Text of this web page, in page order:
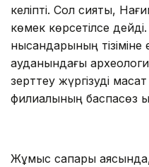
келіпті. Сол сияқты,
көмек көрсетілсе
нысандарының
ауданындағы
зерттеу жүргізуді
филиалының баспасөз
Жұмыс сапары